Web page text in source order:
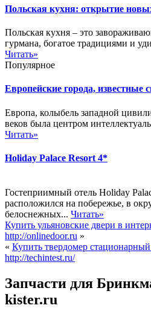
Польская кухня: открытие
Польская кухня – это
гурмана, богатое традициями и
Читать»
Популярное
Европейские города, известные
Европа, колыбель западной
веков была центром
Читать»
Holiday Palace Resort 4*
Гостеприимный отель Holiday
расположился на побережье, в
белоснежных... Читать»
Купить ульяновские двери в
http://onlinedoor.ru »
« Купить твердомер
http://techintest.ru/
Запчасти для
kister.ru